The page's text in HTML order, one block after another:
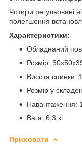
Чотири регульовані
полегшення
Характеристики:
Обладнаний
Розмір:
Висота спинки:
Розмір у
Навантаження:
Вага: 6,3 кг.
Приховати